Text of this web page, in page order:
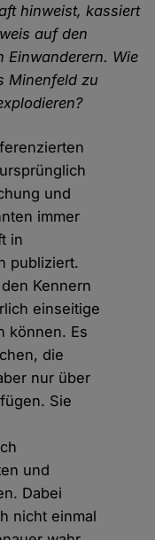
hinweist, kassiert
auf den
Einwanderern. Wie
Minenfeld zu
und
immer
in
publiziert.
Kennern
einseitige
können. Es
die
nur über
Sie
und
Dabei
nicht einmal